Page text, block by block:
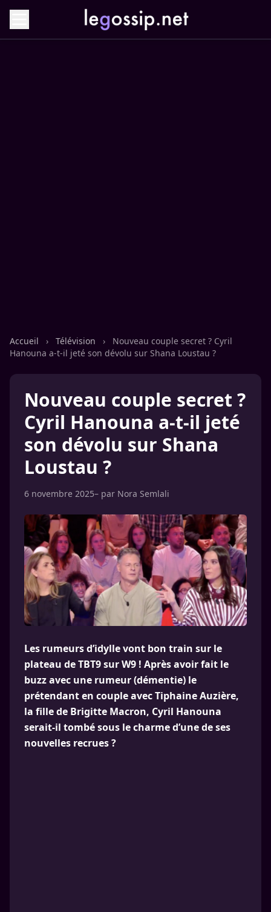
Accueil › Télévision ›
Nouveau couple secret ? Cyril
Hanouna a-t-il jeté son dévolu sur Shana Loustau ?
Nouveau couple secret ?
Cyril Hanouna a-t-il jeté
son dévolu sur Shana
Loustau ?
6 novembre 2025– par Nora Semlali
Les rumeurs d’idylle vont bon train sur le
plateau de TBT9 sur W9 ! Après avoir fait le
buzz avec une rumeur (démentie) le
prétendant en couple avec Tiphaine Auzière,
la fille de Brigitte Macron, Cyril Hanouna
serait-il tombé sous le charme d’une de ses
nouvelles recrues ?